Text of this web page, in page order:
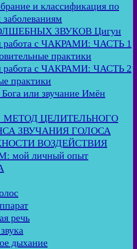
и классификация по
ЗВУКОВ Цигун
работа с ЧАКРАМИ: ЧАСТЬ 1
практики
работа с ЧАКРАМИ: ЧАСТЬ 2
практики
или звучание Имён
МЕТОД ЦЕЛИТЕЛЬНОГО
ЗВУЧАНИЯ ГОЛОСА
ВОЗДЕЙСТВИЯ
мой личный опыт
речь
дыхание